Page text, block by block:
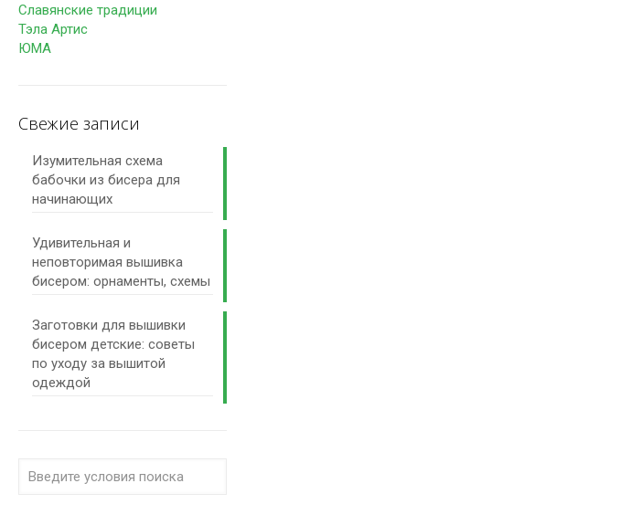
Славянские традиции
Тэла Артис
ЮМА
Свежие записи
Изумительная схема
бабочки из бисера для
начинающих
Удивительная и
неповторимая вышивка
бисером: орнаменты, схемы
Заготовки для вышивки
бисером детские: советы
по уходу за вышитой
одеждой